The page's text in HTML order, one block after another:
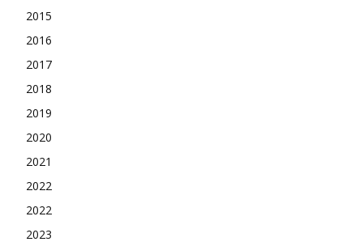
2015
2016
2017
2018
2019
2020
2021
2022
2022
2023